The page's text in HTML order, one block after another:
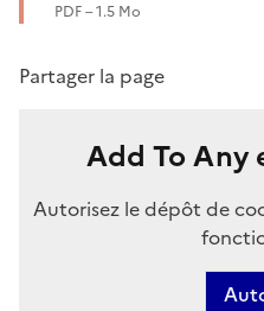
PDF – 1.5 Mo
Partager la page
Add To Any
Autorisez le dépôt de